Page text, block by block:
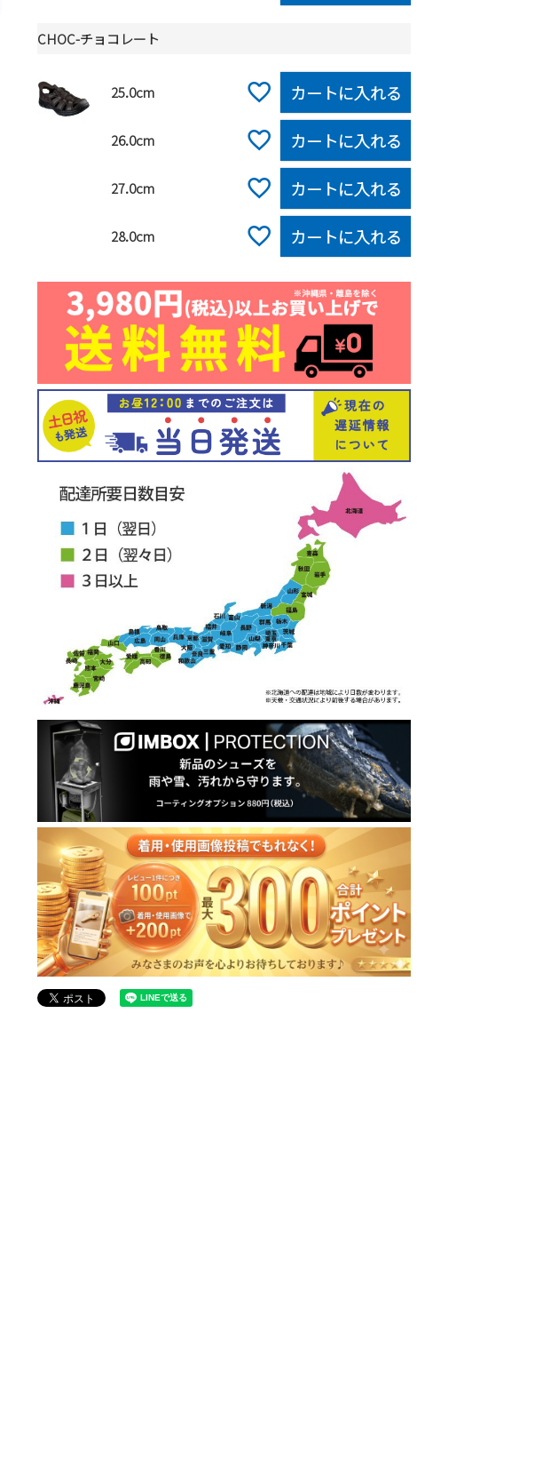
CHOC-チョコレート
25.0cm カートに入れる
26.0cm カートに入れる
27.0cm カートに入れる
28.0cm カートに入れる